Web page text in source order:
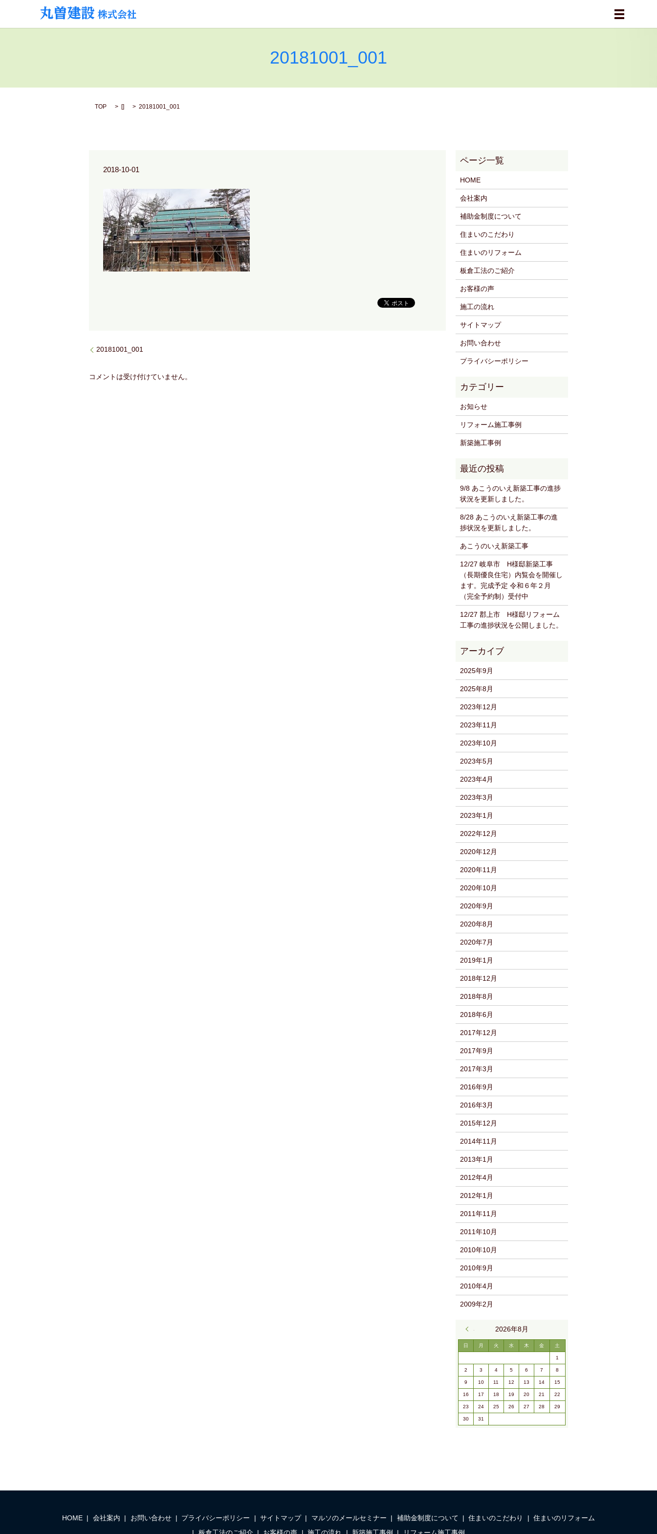
メニュー
20181001_001
TOP [] 20181001_001
2018-10-01
20181001_001
コメントは受け付けていません。
HOME
会社案内
補助金制度について
住まいのこだわり
住まいのリフォーム
板倉工法のご紹介
お客様の声
施工の流れ
サイトマップ
お問い合わせ
プライバシーポリシー
お知らせ
リフォーム施工事例
新築施工事例
9/8 あこうのいえ新築工事の進捗
状況を更新しました。
8/28 あこうのいえ新築工事の進
捗状況を更新しました。
あこうのいえ新築工事
12/27 岐阜市 H様邸新築工事
（長期優良住宅）内覧会を開催し
ます。完成予定 令和６年２月
（完全予約制）受付中
12/27 郡上市 H様邸リフォーム
工事の進捗状況を公開しました。
2025年9月
2025年8月
2023年12月
2023年11月
2023年10月
2023年5月
2023年4月
2023年3月
2023年1月
2022年12月
2020年12月
2020年11月
2020年10月
2020年9月
2020年8月
2020年7月
2019年1月
2018年12月
2018年8月
2018年6月
2017年12月
2017年9月
2017年3月
2016年9月
2016年3月
2015年12月
2014年11月
2013年1月
2012年4月
2012年1月
2011年11月
2011年10月
2010年10月
2010年9月
2010年4月
2009年2月
2026年8月
日 月 火 水 木 金 土
1
2 3 4 5 6 7 8
9 10 11 12 13 14 15
16 17 18 19 20 21 22
23 24 25 26 27 28 29
30 31
HOME 会社案内 お問い合わせ プライバシーポリシー サイトマップ マルソのメールセミナー 補助金制度について 住まいのこだわり
住まいのリフォーム